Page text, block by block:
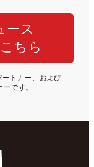
ース
ちら
トナー、および
です。